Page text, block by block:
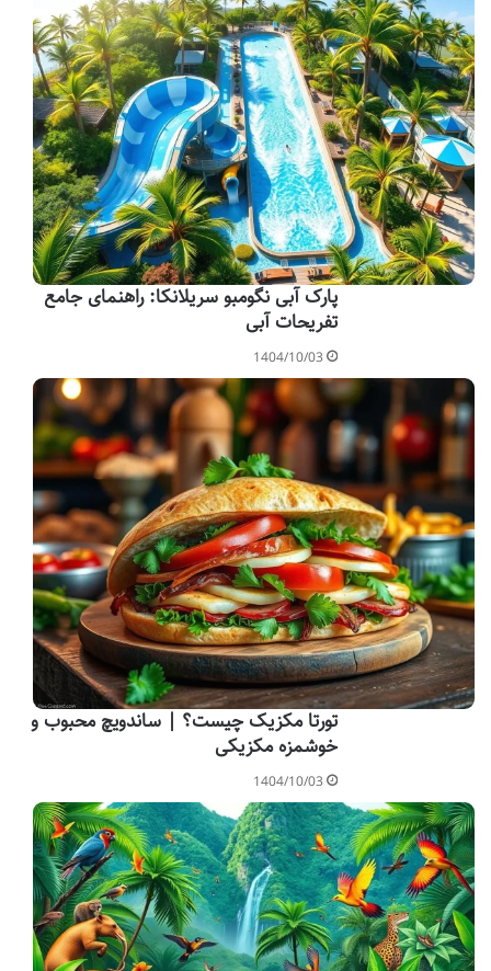
پارک آبی نگومبو سریلانکا: راهنمای جامع
تفریحات آبی
1404/10/03
تورتا مکزیک چیست؟ | ساندویچ محبوب و
خوشمزه مکزیکی
1404/10/03